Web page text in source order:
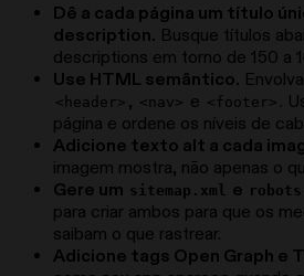
Dê a cada página um título
description. Busque títulos
descriptions em torno de 150 a
Use HTML semântico.
<header> , <nav> e <footer> .
página e ordene os níveis de
Adicione texto alt a cada
imagem mostra, não apenas o
Gere um sitemap.xml e
para criar ambos para que os
saibam o que rastrear.
Adicione tags Open Graph e